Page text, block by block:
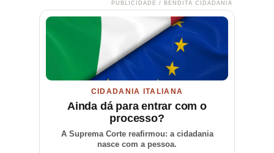
PUBLICIDADE / BENDITA CIDADANIA
CIDADANIA ITALIANA
Ainda dá para entrar com o
processo?
A Suprema Corte reafirmou: a cidadania
nasce com a pessoa.